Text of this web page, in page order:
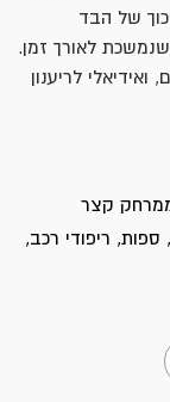
של הבד
לאורך זמן.
לריענון
ממרחק קצר
ריפודי רכב,